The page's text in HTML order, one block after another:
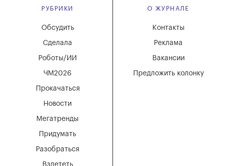
РУБРИКИ
Мегатренды
Придумать
Разобраться
Взлететь
Новости
Обсудить
Сделала
Роботы/ИИ
ЧМ2026
Прокачаться
О ЖУРНАЛЕ
Вакансии
Реклама
Контакты
Предложить колонку